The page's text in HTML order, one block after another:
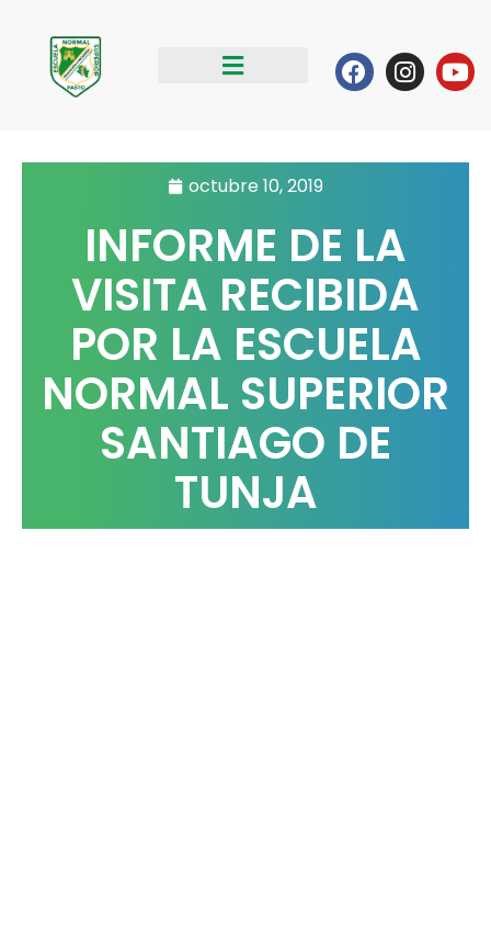
contenido
Facebook
octubre 10, 2019
INFORME DE LA
VISITA RECIBIDA
POR LA ESCUELA
NORMAL SUPERIOR
SANTIAGO DE
TUNJA